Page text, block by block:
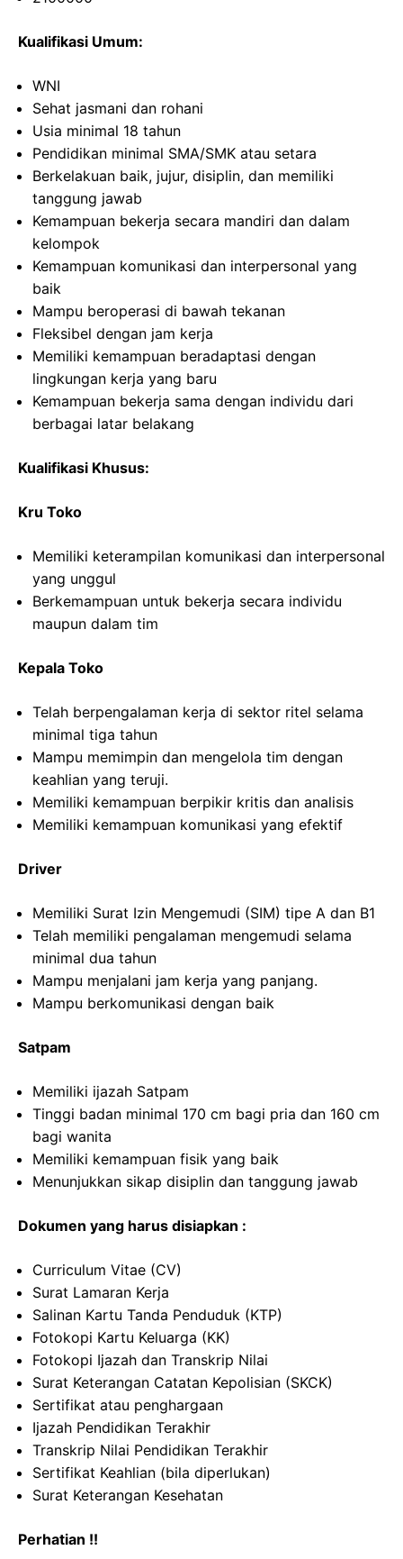
Kualifikasi Umum:
WNI
Sehat jasmani dan rohani
Usia minimal 18 tahun
Pendidikan minimal SMA/SMK atau setara
Berkelakuan baik, jujur, disiplin, dan memiliki
tanggung jawab
Kemampuan bekerja secara mandiri dan dalam
kelompok
Kemampuan komunikasi dan interpersonal yang
baik
Mampu beroperasi di bawah tekanan
Fleksibel dengan jam kerja
Memiliki kemampuan beradaptasi dengan
lingkungan kerja yang baru
Kemampuan bekerja sama dengan individu dari
berbagai latar belakang
Kualifikasi Khusus:
Kru Toko
Memiliki keterampilan komunikasi dan interpersonal
yang unggul
Berkemampuan untuk bekerja secara individu
maupun dalam tim
Kepala Toko
Telah berpengalaman kerja di sektor ritel selama
minimal tiga tahun
Mampu memimpin dan mengelola tim dengan
keahlian yang teruji.
Memiliki kemampuan berpikir kritis dan analisis
Memiliki kemampuan komunikasi yang efektif
Driver
Memiliki Surat Izin Mengemudi (SIM) tipe A dan B1
Telah memiliki pengalaman mengemudi selama
minimal dua tahun
Mampu menjalani jam kerja yang panjang.
Mampu berkomunikasi dengan baik
Satpam
Memiliki ijazah Satpam
Tinggi badan minimal 170 cm bagi pria dan 160 cm
bagi wanita
Memiliki kemampuan fisik yang baik
Menunjukkan sikap disiplin dan tanggung jawab
Dokumen yang harus disiapkan :
Curriculum Vitae (CV)
Surat Lamaran Kerja
Salinan Kartu Tanda Penduduk (KTP)
Fotokopi Kartu Keluarga (KK)
Fotokopi Ijazah dan Transkrip Nilai
Surat Keterangan Catatan Kepolisian (SKCK)
Sertifikat atau penghargaan
Ijazah Pendidikan Terakhir
Transkrip Nilai Pendidikan Terakhir
Sertifikat Keahlian (bila diperlukan)
Surat Keterangan Kesehatan
Perhatian !!